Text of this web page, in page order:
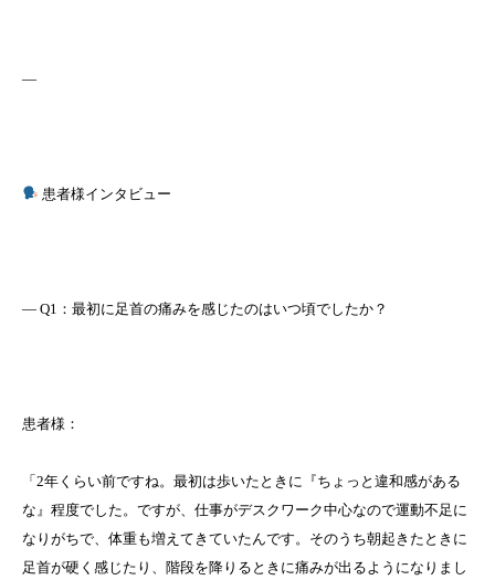
—
患者様インタビュー
― Q1：最初に足首の痛みを感じたのはいつ頃でしたか？
患者様：
「2年くらい前ですね。最初は歩いたときに『ちょっと違和感がある
な』程度でした。ですが、仕事がデスクワーク中心なので運動不足に
なりがちで、体重も増えてきていたんです。そのうち朝起きたときに
足首が硬く感じたり、階段を降りるときに痛みが出るようになりまし